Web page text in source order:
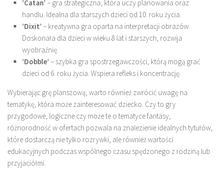
’Catan’ – gra strategiczna, która uczy planowania oraz
handlu. Idealna dla starszych dzieci od 10. roku życia.
’Dixit’ – kreatywna gra oparta na interpretacji obrazów.
Doskonała dla dzieci w wieku 8 lat i starszych, rozwija
wyobraźnię.
’Dobble’ – szybka gra spostrzegawczości, którą mogą grać
dzieci od 6. roku życia. Wspiera refleks i koncentrację.
Wybierając grę planszową, warto również zwrócić uwagę na
tematykę, która może zainteresować dziecko. Czy to gry
przygodowe, logiczne czy może te o tematyce fantasy,
różnorodność w ofertach pozwala na znalezienie idealnych tytułów,
które dostarczą nie tylko rozrywki, ale również wartości
edukacyjnych podczas wspólnego czasu spędzonego z rodziną lub
przyjaciółmi.